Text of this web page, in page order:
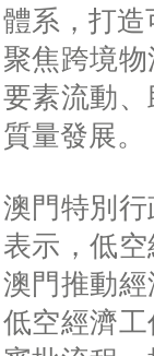
體系，打造
聚焦跨境
要素流動
質量發展。
澳門特別
表示，低
澳門推動
低空經濟